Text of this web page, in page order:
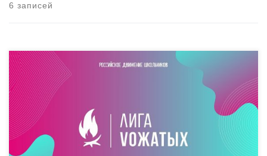
6 записей
Всероссийский проект «Лига вожатых» реализуется в рамках
федерального проекта «Развитие системы поддержки
молодежи» национального проекта «Образование». Целью
проекта является подготовка вожатых, организаторов
детского досуга, а […]